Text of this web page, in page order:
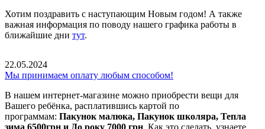
Хотим поздравить с наступающим Новым годом! А также
важная информация по поводу нашего графика работы в
ближайшие дни тут.
22.05.2024
Мы принимаем оплату любым способом!
В нашем интернет-магазине можно приобрести вещи для
Вашего ребёнка, расплатившись картой по
программам: Пакунок малюка, Пакунок школяра, Тепла